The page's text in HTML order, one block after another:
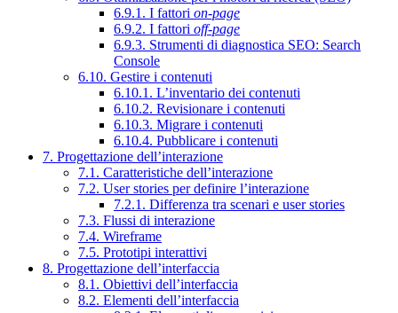
6.9.1. I fattori on-page
6.9.2. I fattori off-page
6.9.3. Strumenti di diagnostica SEO: Search
Console
6.10. Gestire i contenuti
6.10.1. L’inventario dei contenuti
6.10.2. Revisionare i contenuti
6.10.3. Migrare i contenuti
6.10.4. Pubblicare i contenuti
7. Progettazione dell’interazione
7.1. Caratteristiche dell’interazione
7.2. User stories per definire l’interazione
7.2.1. Differenza tra scenari e user stories
7.3. Flussi di interazione
7.4. Wireframe
7.5. Prototipi interattivi
8. Progettazione dell’interfaccia
8.1. Obiettivi dell’interfaccia
8.2. Elementi dell’interfaccia